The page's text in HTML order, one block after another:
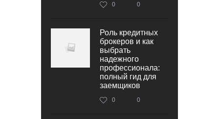
0 0
Роль кредитных
брокеров и как
выбрать
надежного
профессионала:
полный гид для
заемщиков
0 0